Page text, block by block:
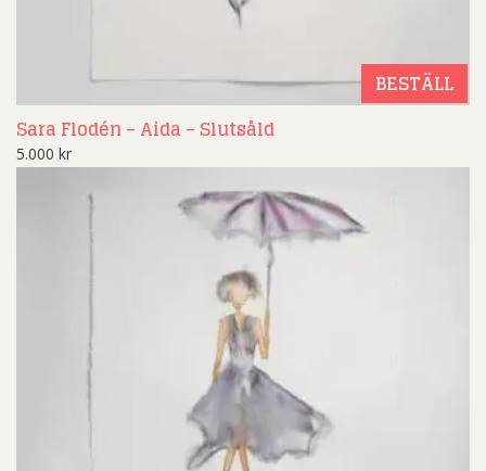
BESTÄLL
Sara Flodén – Aida – Slutsåld
5.000 kr